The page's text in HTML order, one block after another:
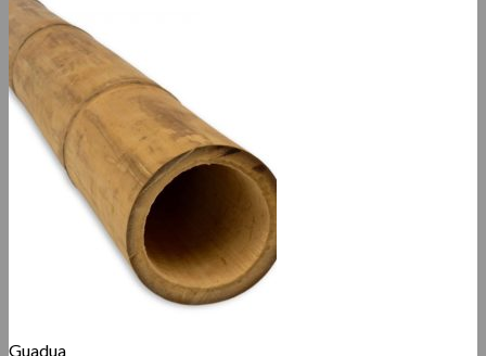
Guadua